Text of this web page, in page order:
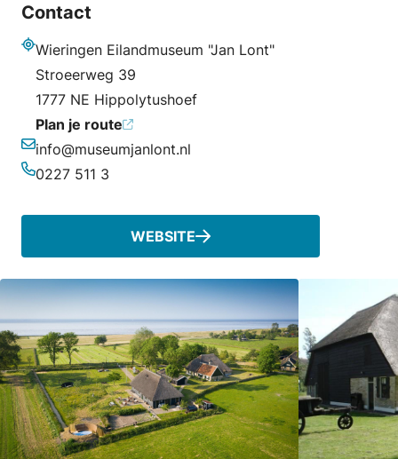
Contact
Wieringen Eilandmuseum "Jan Lont"
Stroeerweg 39
1777 NE Hippolytushoef
Plan je route
E-mailadres
info@museumjanlont.nl
0227 511 3
WEBSITE